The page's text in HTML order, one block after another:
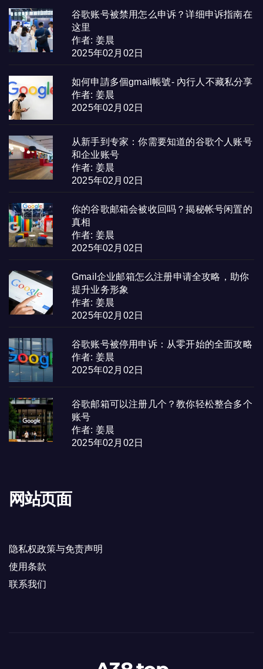
谷歌账号被禁用怎么申诉？详细申诉指南在
这里
作者: 姜晨
2025年02月02日
如何申請多個gmail帳號- 內行人不藏私分享
作者: 姜晨
2025年02月02日
从新手到专家：你需要知道的谷歌个人账号
和企业账号
作者: 姜晨
2025年02月02日
你的谷歌邮箱会被收回吗？揭秘帐号闲置的
真相
作者: 姜晨
2025年02月02日
Gmail企业邮箱怎么注册申请全攻略，助你
提升业务形象
作者: 姜晨
2025年02月02日
谷歌账号被停用申诉：从零开始的全面攻略
作者: 姜晨
2025年02月02日
谷歌邮箱可以注册几个？教你轻松整合多个
账号
作者: 姜晨
2025年02月02日
网站页面
隐私权政策与免责声明
使用条款
联系我们